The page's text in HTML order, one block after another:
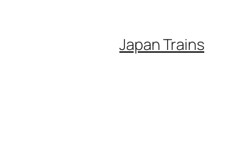
Japan Trains